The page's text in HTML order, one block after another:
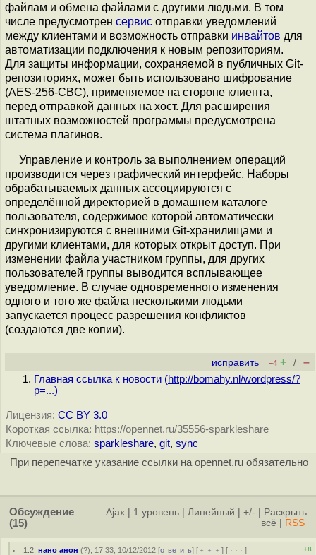
файлам и обмена файлами с другими людьми. В том
числе предусмотрен сервис отправки уведомлений
между клиентами и возможность отправки инвайтов для
автоматизации подключения к новым репозиториям.
Для защиты информации, сохраняемой в публичных Git-
репозиториях, может быть использовано шифрование
(AES-256-CBC), применяемое на стороне клиента,
перед отправкой данных на хост. Для расширения
штатных возможностей программы предусмотрена
система плагинов.
Управление и контроль за выполнением операций
производится через графический интерфейс. Наборы
обрабатываемых данных ассоциируются с
определённой директорией в домашнем каталоге
пользователя, содержимое которой автоматически
синхронизируются с внешними Git-хранилищами и
другими клиентами, для которых открыт доступ. При
изменении файла участником группы, для других
пользователей группы выводится всплывающее
уведомление. В случае одновременного изменения
одного и того же файла несколькими людьми
запускается процесс разрешения конфликтов
(создаются две копии).
исправить –4 + / –
Главная ссылка к новости (http://bomahy.nl/wordpress/?
p=...)
Лицензия: CC BY 3.0
Короткая ссылка: https://opennet.ru/35556-sparkleshare
Ключевые слова: sparkleshare, git, sync
При перепечатке указание ссылки на opennet.ru обязательно
Обсуждение
(15)
Ajax 1 уровень Линейный +/-
Раскрыть
всё
RSS
1.2 ,нано анон (?), 17:33, 10/12/2012 [ответить] [ ﹢﹢﹢] [ · · ·] +8